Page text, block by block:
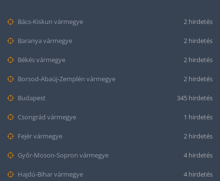
Bács-Kiskun vármegye 2 hirdetés
Baranya vármegye 2 hirdetés
Békés vármegye 2 hirdetés
Borsod-Abaúj-Zemplén vármegye 2 hirdetés
Budapest 345 hirdetés
Csongrád vármegye 1 hirdetés
Fejér vármegye 2 hirdetés
Győr-Moson-Sopron vármegye 4 hirdetés
Hajdú-Bihar vármegye 4 hirdetés